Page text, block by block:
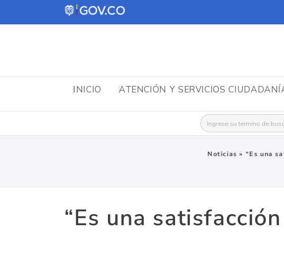
INICIO ATENCIÓN Y SERVICIOS
Buscar:
Noticias » “Es una
“Es una